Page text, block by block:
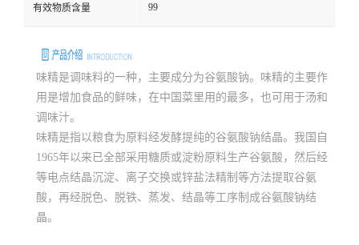
有效物质含量 99
味精是调味料的一种，主要成分为谷氨酸钠。味精的主要作
用是增加食品的鲜味，在中国菜里用的最多，也可用于汤和
调味汁。
味精是指以粮食为原料经发酵提纯的谷氨酸钠结晶。我国自
1965年以来已全部采用糖质或淀粉原料生产谷氨酸，然后经
等电点结晶沉淀、离子交换或锌盐法精制等方法提取谷氨
酸，再经脱色、脱铁、蒸发、结晶等工序制成谷氨酸钠结
晶。